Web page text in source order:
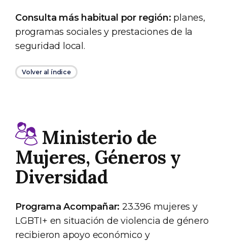
Consulta más habitual por región: planes,
programas sociales y prestaciones de la
seguridad local.
Volver al índice
Ministerio de
Mujeres, Géneros y
Diversidad
Programa Acompañar: 23.396 mujeres y
LGBTI+ en situación de violencia de género
recibieron apoyo económico y